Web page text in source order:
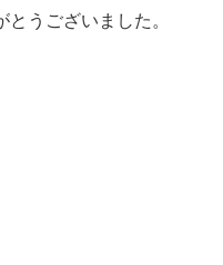
うございました。